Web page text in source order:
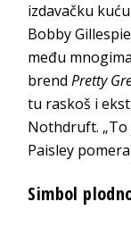
izdavačku
Bobby
među
brendPretty
tu raskoš i
Nothdruft.
Paisley
Simbol